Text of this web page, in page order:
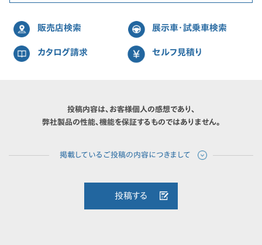
販売店検索 展示車・試乗車検索
カタログ請求 セルフ見積り
投稿内容は、お客様個人の感想であり、
弊社製品の性能、機能を保証するものではありません。
投稿する